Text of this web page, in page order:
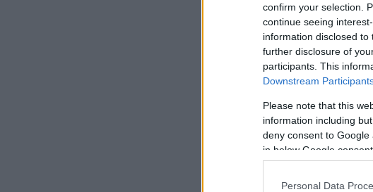
confirm your selection.
continue seeing
information disclosed
further disclosure of
participants. This
Downstream
Please note that this
information including
deny consent to
in below Google consent
Personal Data